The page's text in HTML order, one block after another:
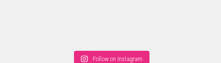
Follow on Instagram